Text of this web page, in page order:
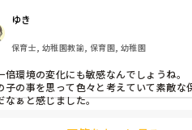
では個別対応をしていることも伝え
早生まれだから、、】で、受け入れ
時点で，市役所から保育園に来る，
の専門関係の人に年3回程見ても
声を揃えて今後も，個別対応。幼児
合保育をすすめていくべきと言われ
ゆき
保育士, 幼稚園教諭, 保育園, 幼稚園
倍環境の変化にも敏感なんでしょうね。
子の事を思って色々と考えていて素敵な
なぁと感じました。
環境の変化もあり、今まで出来ていたこ